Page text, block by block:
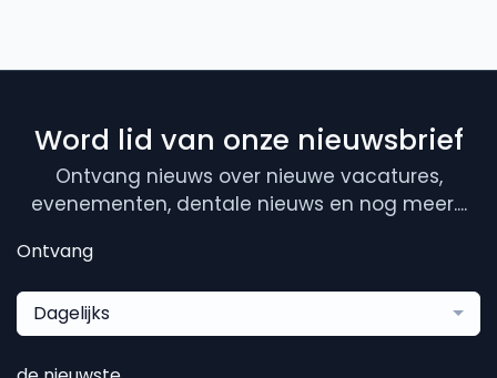
Word lid van onze nieuwsbrief
Ontvang nieuws over nieuwe vacatures,
evenementen, dentale nieuws en nog meer....
Ontvang
Dagelijks